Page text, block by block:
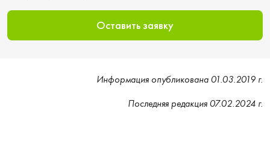
Оставить заявку
Информация опубликована 01.03.2019 г.
Последняя редакция 07.02.2024 г.